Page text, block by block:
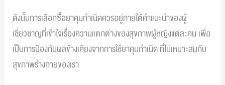
ดังนั้นการเลือกซื้อยาคุมกำเนิดควรอยู่ภายใต้คำแนะนำของผู้
เชี่ยวชาญที่เข้าใจเรื่องความแตกต่างของสุขภาพผู้หญิงแต่ละคน เพื่อ
เป็นการป้องกันผลข้างเคียงจากการใช้ยาคุมกำเนิด ที่ไม่เหมาะสมกับ
สุขภาพร่างกายของเรา